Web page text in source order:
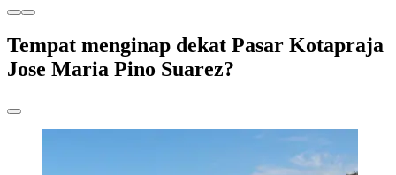
Tempat menginap dekat Pasar Kotapraja
Jose Maria Pino Suarez?